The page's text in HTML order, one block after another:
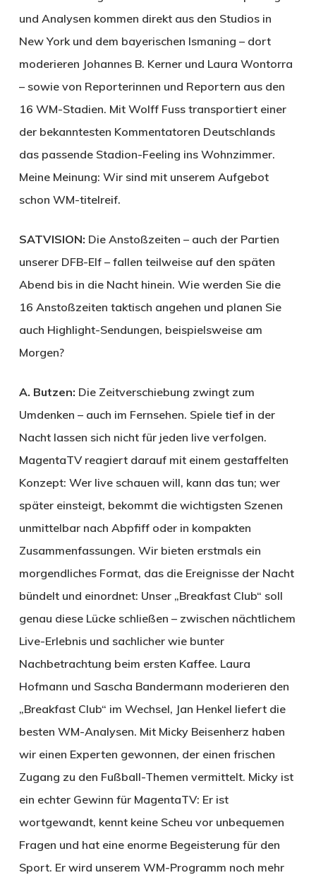
und Analysen kommen direkt aus den Studios in
New York und dem bayerischen Ismaning – dort
moderieren Johannes B. Kerner und Laura Wontorra
– sowie von Reporterinnen und Reportern aus den
16 WM-Stadien. Mit Wolff Fuss transportiert einer
der bekanntesten Kommentatoren Deutschlands
das passende Stadion-Feeling ins Wohnzimmer.
Meine Meinung: Wir sind mit unserem Aufgebot
schon WM-titelreif.
SATVISION: Die Anstoßzeiten – auch der Partien
unserer DFB-Elf – fallen teilweise auf den späten
Abend bis in die Nacht hinein. Wie werden Sie die
16 Anstoßzeiten taktisch angehen und planen Sie
auch Highlight-Sendungen, beispielsweise am
Morgen?
A. Butzen: Die Zeitverschiebung zwingt zum
Umdenken – auch im Fernsehen. Spiele tief in der
Nacht lassen sich nicht für jeden live verfolgen.
Magenta­TV reagiert darauf mit einem gestaffelten
Konzept: Wer live schauen will, kann das tun; wer
später einsteigt, bekommt die wichtigsten Szenen
unmittelbar nach Abpfiff oder in kompakten
Zusammenfassungen. Wir bieten erstmals ein
morgendliches Format, das die Ereignisse der Nacht
bündelt und einordnet: Unser „Breakfast Club“ soll
genau diese Lücke schließen – zwischen nächtlichem
Live-Erlebnis und sachlicher wie bunter
Nachbetrachtung beim ersten Kaffee. Laura
Hofmann und Sascha Bandermann moderieren den
„Breakfast Club“ im Wechsel, Jan Henkel liefert die
besten WM-Analysen. Mit Micky Beisenherz haben
wir einen Experten gewonnen, der einen frischen
Zugang zu den Fußball-Themen vermittelt. Micky ist
ein echter Gewinn für Magenta­TV: Er ist
wortgewandt, kennt keine Scheu vor unbequemen
Fragen und hat eine enorme Begeisterung für den
Sport. Er wird unserem WM-Programm noch mehr